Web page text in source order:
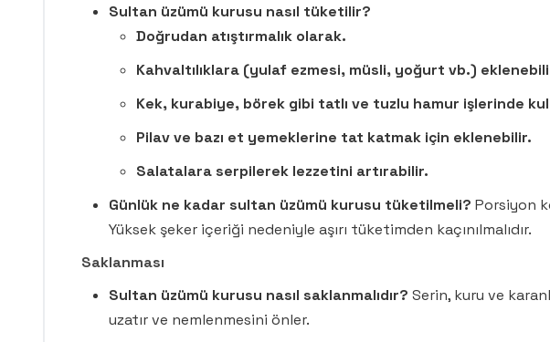
Sultan üzümü kurusu nasıl tüketilir?
Doğrudan atıştırmalık olarak.
Kahvaltılıklara (yulaf ezmesi, müsli, yoğurt vb.)
Kek, kurabiye, börek gibi tatlı ve tuzlu hamur işlerinde
Pilav ve bazı et yemeklerine tat katmak için eklenebilir.
Salatalara serpilerek lezzetini artırabilir.
Günlük ne kadar sultan üzümü kurusu tüketilmeli? Porsiyon
Yüksek şeker içeriği nedeniyle aşırı tüketimden kaçınılmalıdır.
Saklanması
Sultan üzümü kurusu nasıl saklanmalıdır? Serin, kuru ve
uzatır ve nemlenmesini önler.